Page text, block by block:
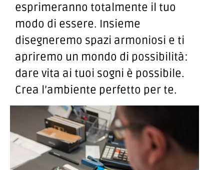
esprimeranno totalmente il tuo
modo di essere. Insieme
disegneremo spazi armoniosi e ti
apriremo un mondo di possibilità:
dare vita ai tuoi sogni è possibile.
Crea l’ambiente perfetto per te.